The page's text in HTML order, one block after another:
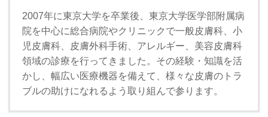
2007年に東京大学を卒業後、東京大学医学部附属病
院を中心に総合病院やクリニックで一般皮膚科、小
児皮膚科、皮膚外科手術、アレルギー、美容皮膚科
領域の診療を行ってきました。その経験・知識を活
かし、幅広い医療機器を備えて、様々な皮膚のトラ
ブルの助けになれるよう取り組んで参ります。